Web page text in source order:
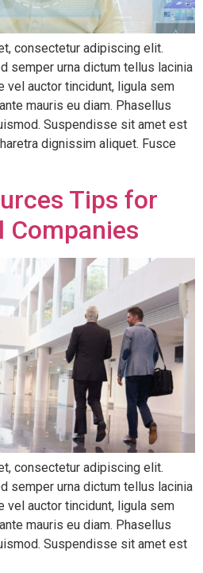
consectetur adipiscing elit.
semper urna dictum tellus lacinia
vel auctor tincidunt, ligula sem
mauris eu diam. Phasellus
Suspendisse sit amet est
dignissim aliquet. Fusce
Tips for
consectetur adipiscing elit.
semper urna dictum tellus lacinia
vel auctor tincidunt, ligula sem
mauris eu diam. Phasellus
Suspendisse sit amet est